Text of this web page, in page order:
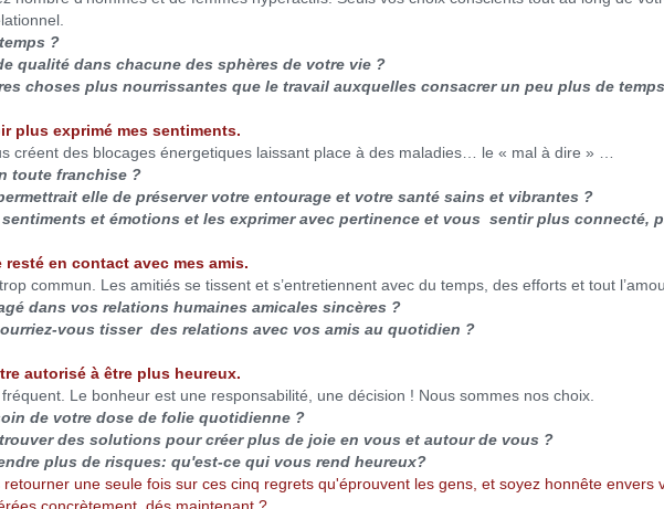
?
qualité dans chacune des sphères de votre vie ?
choses plus nourrissantes que le travail auxquelles consacrer un peu plus de
plus exprimé mes sentiments.
créent des blocages énergetiques laissant place à des maladies… le « mal à dire » …
toute franchise ?
elle de préserver votre entourage et votre santé sains et vibrantes ?
et émotions et les exprimer avec pertinence et vous sentir plus connecté,
en contact avec mes amis.
commun. Les amitiés se tissent et s’entretiennent avec du temps, des efforts et tout
dans vos relations humaines amicales sincères ?
vous tisser des relations avec vos amis au quotidien ?
autorisé à être plus heureux.
Le bonheur est une responsabilité, une décision ! Nous sommes nos choix.
de votre dose de folie quotidienne ?
des solutions pour créer plus de joie en vous et autour de vous ?
plus de risques: qu'est-ce qui vous rend heureux?
une seule fois sur ces cinq regrets qu'éprouvent les gens, et soyez honnête